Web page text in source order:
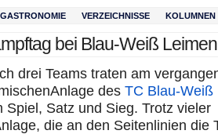
GASTRONOMIE VERZEICHNISSE KOLUMNEN
bei Blau-Weiß Leimen
drei Teams traten am
des TC Blau-Weiß
Spiel, Satz und Sieg. Trotz vieler
die an den Seitenlinien die